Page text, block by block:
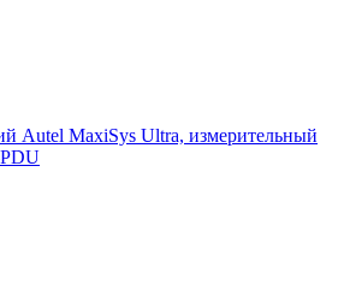
Autel MaxiSys Ultra, измерительный